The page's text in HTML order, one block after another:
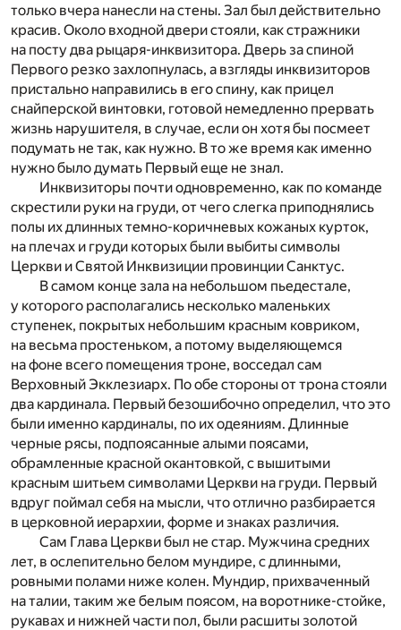
только вчера нанесли на стены. Зал был действительно
красив. Около входной двери стояли, как стражники
на посту два рыцаря-инквизитора. Дверь за спиной
Первого резко захлопнулась, а взгляды инквизиторов
пристально направились в его спину, как прицел
снайперской винтовки, готовой немедленно прервать
жизнь нарушителя, в случае, если он хотя бы посмеет
подумать не так, как нужно. В то же время как именно
нужно было думать Первый еще не знал.
Инквизиторы почти одновременно, как по команде
скрестили руки на груди, от чего слегка приподнялись
полы их длинных темно-коричневых кожаных курток,
на плечах и груди которых были выбиты символы
Церкви и Святой Инквизиции провинции Санктус.
В самом конце зала на небольшом пьедестале,
у которого располагались несколько маленьких
ступенек, покрытых небольшим красным ковриком,
на весьма простеньком, а потому выделяющемся
на фоне всего помещения троне, восседал сам
Верховный Экклезиарх. По обе стороны от трона стояли
два кардинала. Первый безошибочно определил, что это
были именно кардиналы, по их одеяниям. Длинные
черные рясы, подпоясанные алыми поясами,
обрамленные красной окантовкой, с вышитыми
красным шитьем символами Церкви на груди. Первый
вдруг поймал себя на мысли, что отлично разбирается
в церковной иерархии, форме и знаках различия.
Сам Глава Церкви был не стар. Мужчина средних
лет, в ослепительно белом мундире, с длинными,
ровными полами ниже колен. Мундир, прихваченный
на талии, таким же белым поясом, на воротнике-стойке,
рукавах и нижней части пол, были расшиты золотой